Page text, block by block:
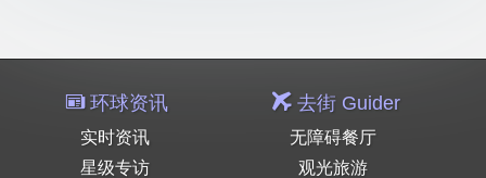
环球资讯
实时资讯
星级专访
去街 Guider
无障碍餐厅
观光旅游